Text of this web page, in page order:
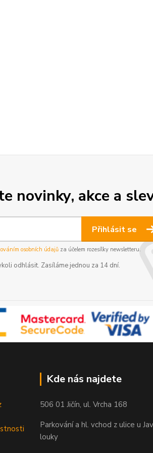
novinky, akce a
Přihlásit se
osobních údajůza účelem rozesílky newsletteru.
odhlásit. Zasíláme jednou za 14 dní.
Kde nás najdete
506 01 Jičín, ul. Vrcha 168
Parkování a hl. vchod z ulice u
louky